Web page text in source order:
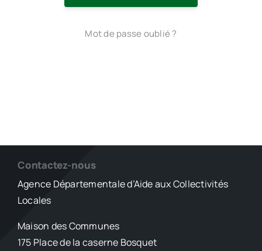
Mot de passe oublié ?
Contactez-nous
Agence Départementale d’Aide aux Collectivités
Locales
Maison des Communes
175 Place de la caserne Bosquet